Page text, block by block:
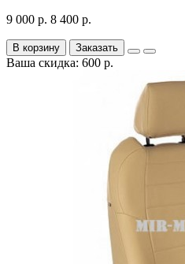
9 000 р. 8 400 р.
В корзину Заказать
Ваша скидка: 600 р.